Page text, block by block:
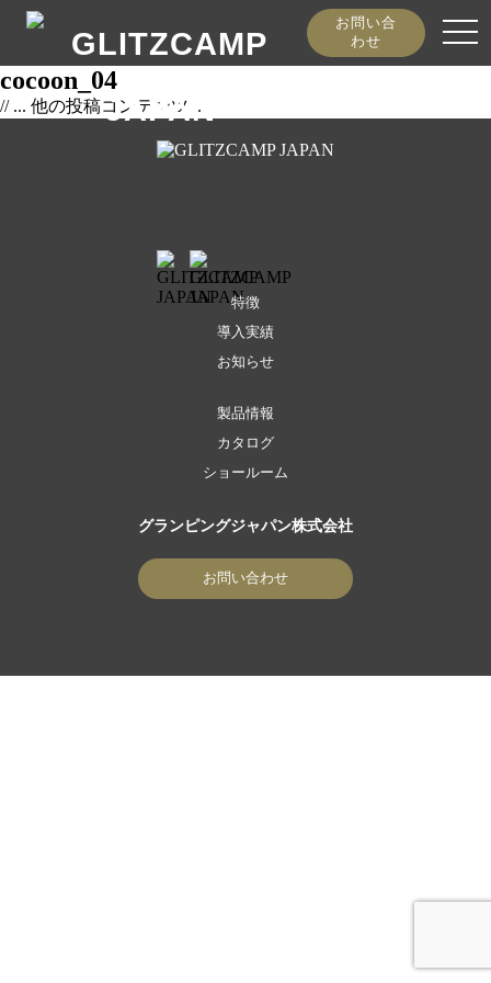
お問い合
わせ
cocoon_04
// ... 他の投稿コンテンツ ...
特徴
導入実績
お知らせ
製品情報
カタログ
ショールーム
グランピングジャパン株式会社
お問い合わせ